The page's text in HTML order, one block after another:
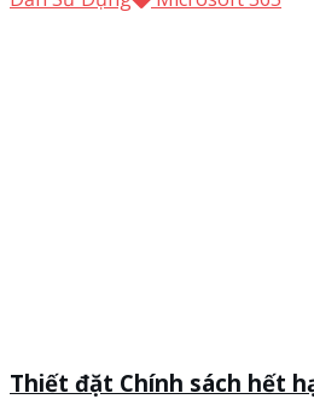
Thiết đặt Chính sách hết